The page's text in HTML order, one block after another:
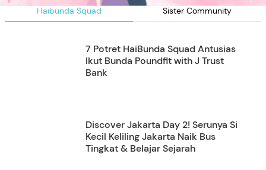
Haibunda Squad Sister Community
7 Potret HaiBunda Squad Antusias
Ikut Bunda Poundfit with J Trust
Bank
Discover Jakarta Day 2! Serunya Si
Kecil Keliling Jakarta Naik Bus
Tingkat & Belajar Sejarah